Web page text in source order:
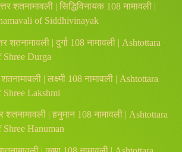
शतनामावली | सिद्धिविनायक 108 नामावली |
of Siddhivinayak
शतनामावली | दुर्गा 108 नामावली | Ashtottara
Shree Durga
शतनामावली | लक्ष्मी 108 नामावली | Ashtottara
Shree Lakshmi
शतनामावली | हनुमान 108 नामावली | Ashtottara
Shree Hanuman